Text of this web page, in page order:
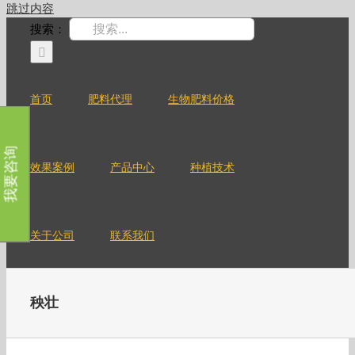
跳过内容
搜索：
首页 肥料代理 生物肥料价格
效果案例 产品中心 种植技术
关于公司 联系我们
秧壮
我要咨询